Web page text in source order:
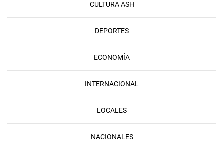
CULTURA ASH
DEPORTES
ECONOMÍA
INTERNACIONAL
LOCALES
NACIONALES